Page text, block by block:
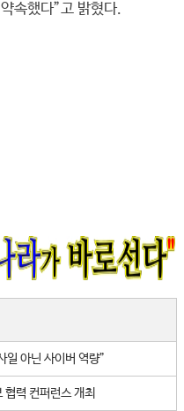
속했다”고 밝혔다.
일 아닌 사이버 역량”
력 컨퍼런스 개최